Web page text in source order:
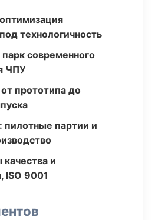
технологичность
современного
ЧПУ
прототипа до
пилотные партии и
и
ISO 9001